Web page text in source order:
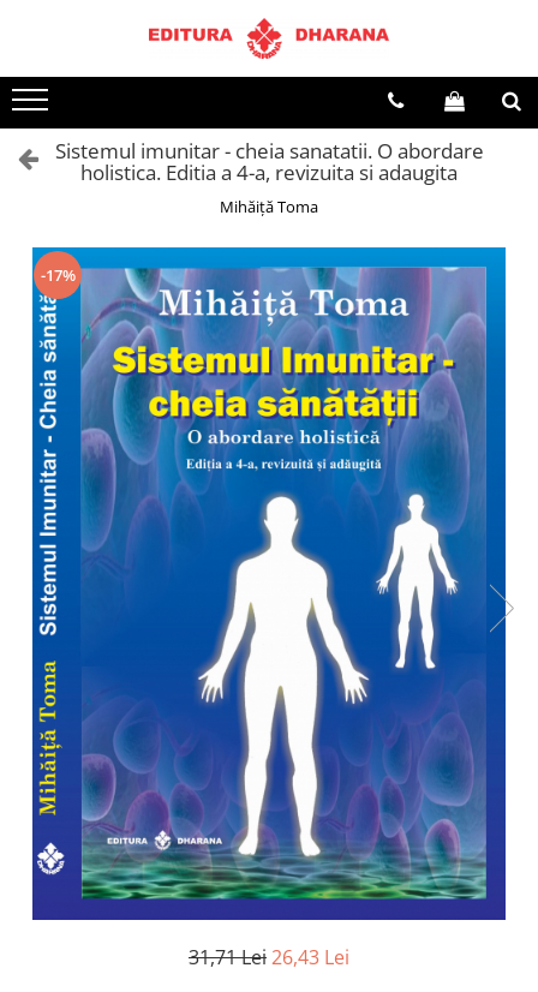
Terapii
Dietoterapie
Sistemul imunitar - cheia sanatatii. O abordare
holistica. Editia a 4-a, revizuita si adaugita
Mihăiță Toma
-17%
31,71 Lei26,43 Lei